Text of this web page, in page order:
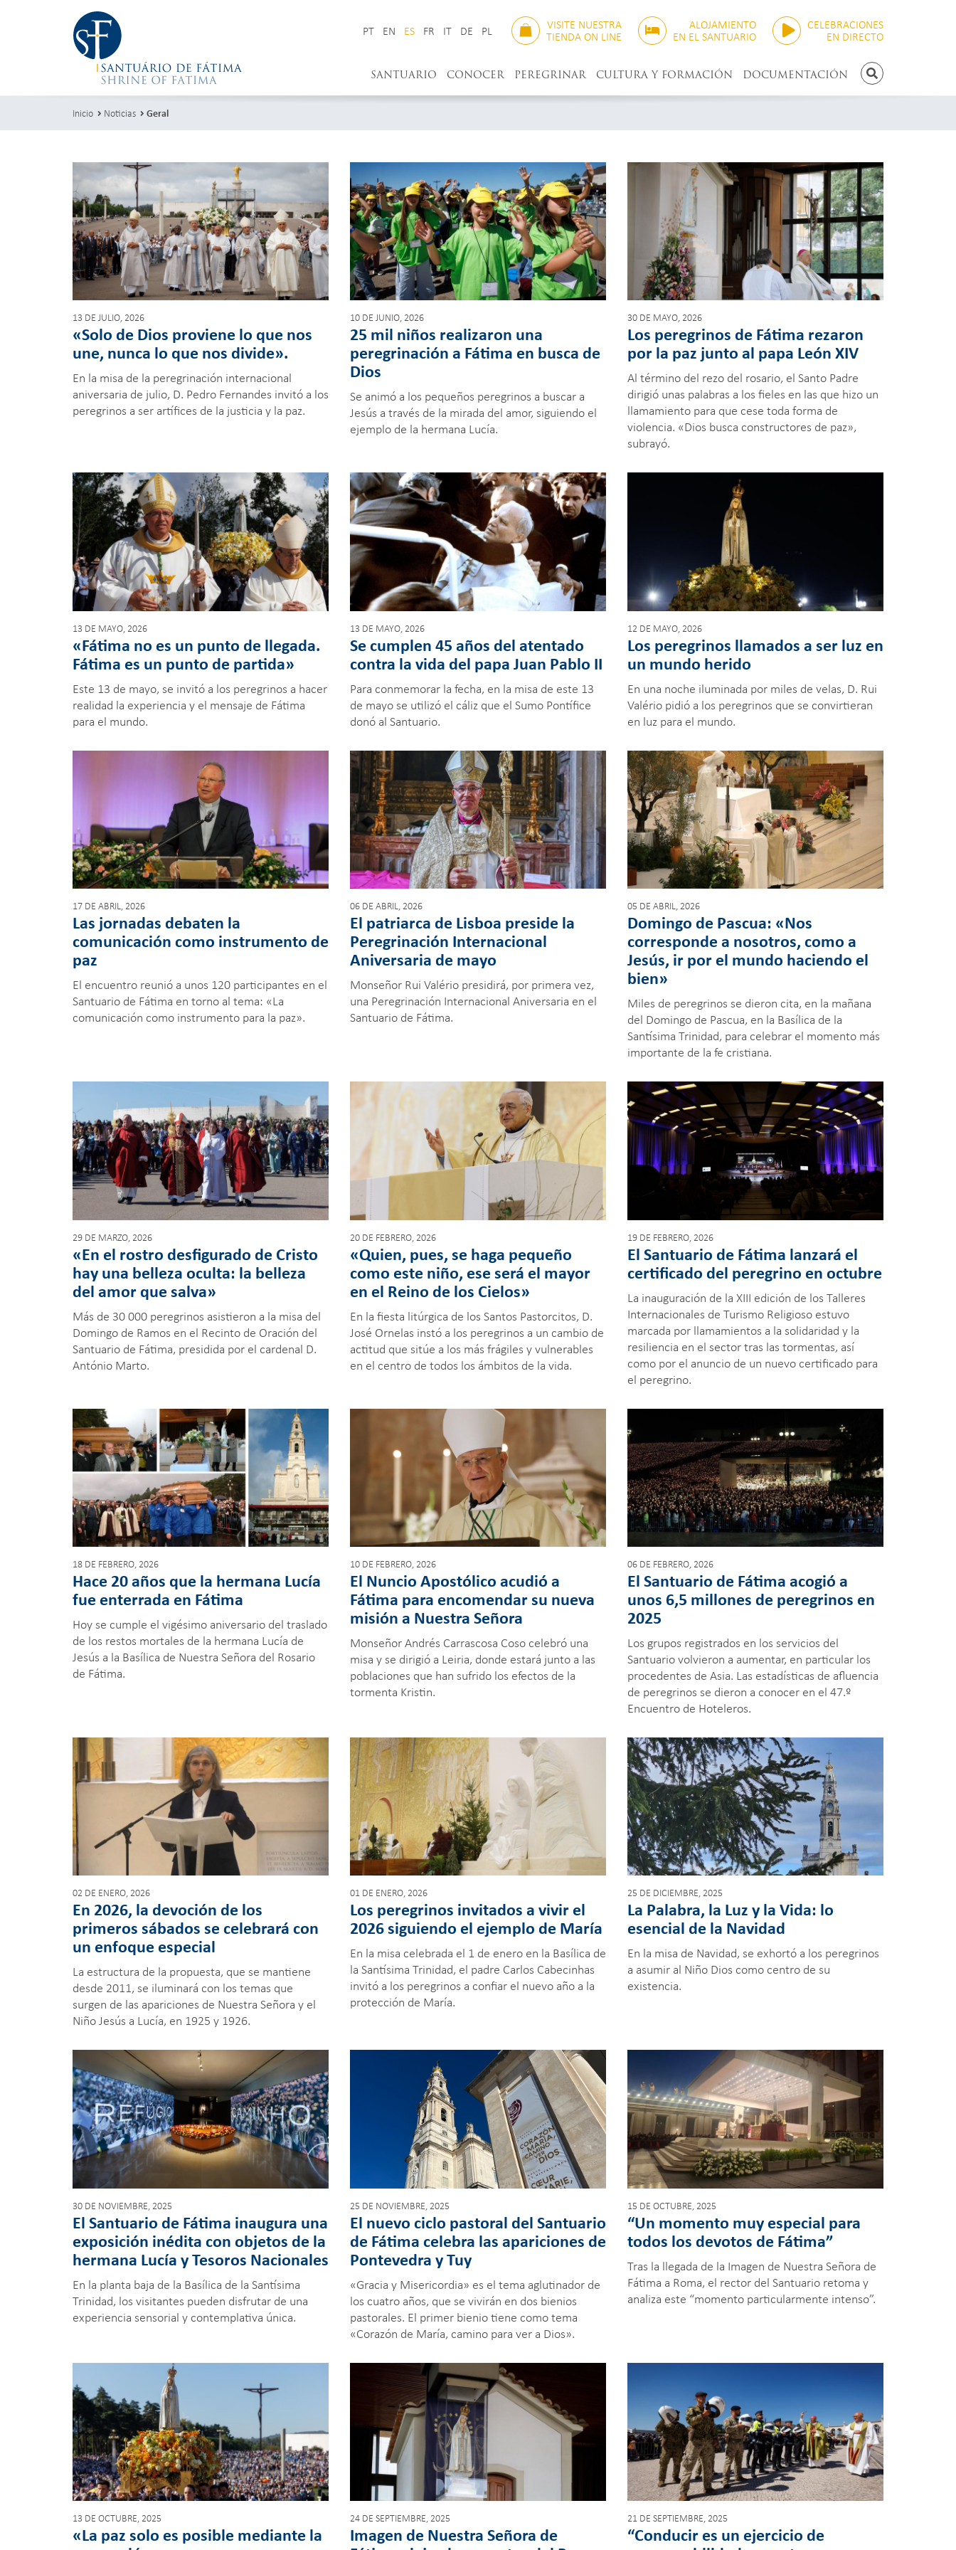
PT EN ES FR IT DE PL VISITE NUESTRA
TIENDA ON LINE
ALOJAMIENTO
EN EL SANTUARIO
CELEBRACIONES
EN DIRECTO
BUSCAR
SANTUARIO CONOCER PEREGRINAR CULTURA Y FORMACIÓN DOCUMENTACIÓN
Inicio Noticias Geral
13 DE JULIO, 2026
«Solo de Dios proviene lo que nos
une, nunca lo que nos divide».
En la misa de la peregrinación internacional
aniversaria de julio, D. Pedro Fernandes invitó a los
peregrinos a ser artífices de la justicia y la paz.
10 DE JUNIO, 2026
25 mil niños realizaron una
peregrinación a Fátima en busca de
Dios
Se animó a los pequeños peregrinos a buscar a
Jesús a través de la mirada del amor, siguiendo el
ejemplo de la hermana Lucía.
30 DE MAYO, 2026
Los peregrinos de Fátima rezaron
por la paz junto al papa León XIV
Al término del rezo del rosario, el Santo Padre
dirigió unas palabras a los fieles en las que hizo un
llamamiento para que cese toda forma de
violencia. «Dios busca constructores de paz»,
subrayó.
13 DE MAYO, 2026
«Fátima no es un punto de llegada.
Fátima es un punto de partida»
Este 13 de mayo, se invitó a los peregrinos a hacer
realidad la experiencia y el mensaje de Fátima
para el mundo.
13 DE MAYO, 2026
Se cumplen 45 años del atentado
contra la vida del papa Juan Pablo II
Para conmemorar la fecha, en la misa de este 13
de mayo se utilizó el cáliz que el Sumo Pontífice
donó al Santuario.
12 DE MAYO, 2026
Los peregrinos llamados a ser luz en
un mundo herido
En una noche iluminada por miles de velas, D. Rui
Valério pidió a los peregrinos que se convirtieran
en luz para el mundo.
17 DE ABRIL, 2026
Las jornadas debaten la
comunicación como instrumento de
paz
El encuentro reunió a unos 120 participantes en el
Santuario de Fátima en torno al tema: «La
comunicación como instrumento para la paz».
06 DE ABRIL, 2026
El patriarca de Lisboa preside la
Peregrinación Internacional
Aniversaria de mayo
Monseñor Rui Valério presidirá, por primera vez,
una Peregrinación Internacional Aniversaria en el
Santuario de Fátima.
05 DE ABRIL, 2026
Domingo de Pascua: «Nos
corresponde a nosotros, como a
Jesús, ir por el mundo haciendo el
bien»
Miles de peregrinos se dieron cita, en la mañana
del Domingo de Pascua, en la Basílica de la
Santísima Trinidad, para celebrar el momento más
importante de la fe cristiana.
29 DE MARZO, 2026
«En el rostro desfigurado de Cristo
hay una belleza oculta: la belleza
del amor que salva»
Más de 30 000 peregrinos asistieron a la misa del
Domingo de Ramos en el Recinto de Oración del
Santuario de Fátima, presidida por el cardenal D.
António Marto.
20 DE FEBRERO, 2026
«Quien, pues, se haga pequeño
como este niño, ese será el mayor
en el Reino de los Cielos»
En la fiesta litúrgica de los Santos Pastorcitos, D.
José Ornelas instó a los peregrinos a un cambio de
actitud que sitúe a los más frágiles y vulnerables
en el centro de todos los ámbitos de la vida.
19 DE FEBRERO, 2026
El Santuario de Fátima lanzará el
certificado del peregrino en octubre
La inauguración de la XIII edición de los Talleres
Internacionales de Turismo Religioso estuvo
marcada por llamamientos a la solidaridad y la
resiliencia en el sector tras las tormentas, así
como por el anuncio de un nuevo certificado para
el peregrino.
18 DE FEBRERO, 2026
Hace 20 años que la hermana Lucía
fue enterrada en Fátima
Hoy se cumple el vigésimo aniversario del traslado
de los restos mortales de la hermana Lucía de
Jesús a la Basílica de Nuestra Señora del Rosario
de Fátima.
10 DE FEBRERO, 2026
El Nuncio Apostólico acudió a
Fátima para encomendar su nueva
misión a Nuestra Señora
Monseñor Andrés Carrascosa Coso celebró una
misa y se dirigió a Leiria, donde estará junto a las
poblaciones que han sufrido los efectos de la
tormenta Kristin.
06 DE FEBRERO, 2026
El Santuario de Fátima acogió a
unos 6,5 millones de peregrinos en
2025
Los grupos registrados en los servicios del
Santuario volvieron a aumentar, en particular los
procedentes de Asia. Las estadísticas de afluencia
de peregrinos se dieron a conocer en el 47.º
Encuentro de Hoteleros.
02 DE ENERO, 2026
En 2026, la devoción de los
primeros sábados se celebrará con
un enfoque especial
La estructura de la propuesta, que se mantiene
desde 2011, se iluminará con los temas que
surgen de las apariciones de Nuestra Señora y el
Niño Jesús a Lucía, en 1925 y 1926.
01 DE ENERO, 2026
Los peregrinos invitados a vivir el
2026 siguiendo el ejemplo de María
En la misa celebrada el 1 de enero en la Basílica de
la Santísima Trinidad, el padre Carlos Cabecinhas
invitó a los peregrinos a confiar el nuevo año a la
protección de María.
25 DE DICIEMBRE, 2025
La Palabra, la Luz y la Vida: lo
esencial de la Navidad
En la misa de Navidad, se exhortó a los peregrinos
a asumir al Niño Dios como centro de su
existencia.
30 DE NOVIEMBRE, 2025
El Santuario de Fátima inaugura una
exposición inédita con objetos de la
hermana Lucía y Tesoros Nacionales
En la planta baja de la Basílica de la Santísima
Trinidad, los visitantes pueden disfrutar de una
experiencia sensorial y contemplativa única.
25 DE NOVIEMBRE, 2025
El nuevo ciclo pastoral del Santuario
de Fátima celebra las apariciones de
Pontevedra y Tuy
«Gracia y Misericordia» es el tema aglutinador de
los cuatro años, que se vivirán en dos bienios
pastorales. El primer bienio tiene como tema
«Corazón de María, camino para ver a Dios».
15 DE OCTUBRE, 2025
“Un momento muy especial para
todos los devotos de Fátima”
Tras la llegada de la Imagen de Nuestra Señora de
Fátima a Roma, el rector del Santuario retoma y
analiza este “momento particularmente intenso”.
13 DE OCTUBRE, 2025
«La paz solo es posible mediante la
24 DE SEPTIEMBRE, 2025
Imagen de Nuestra Señora de
21 DE SEPTIEMBRE, 2025
“Conducir es un ejercicio de